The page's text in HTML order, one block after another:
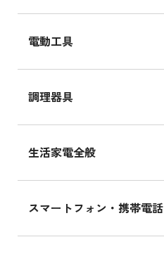
電動工具
調理器具
生活家電全般
スマートフォン・携帯電話